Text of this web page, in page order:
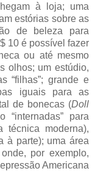
à loja; uma
estórias sobre as
de beleza para
10 é possível fazer
ou até mesmo
olhos; um estúdio,
“filhas”; grande e
iguais para as
de bonecas (Doll
para
técnica moderna),
à parte); uma área
por exemplo,
Americana